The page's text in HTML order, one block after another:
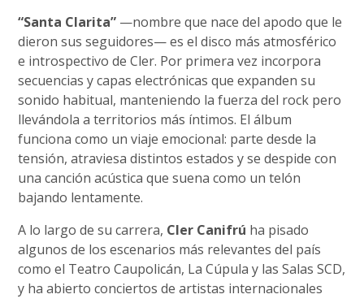
“Santa Clarita” —nombre que nace del apodo que le
dieron sus seguidores— es el disco más atmosférico
e introspectivo de Cler. Por primera vez incorpora
secuencias y capas electrónicas que expanden su
sonido habitual, manteniendo la fuerza del rock pero
llevándola a territorios más íntimos. El álbum
funciona como un viaje emocional: parte desde la
tensión, atraviesa distintos estados y se despide con
una canción acústica que suena como un telón
bajando lentamente.
A lo largo de su carrera, Cler Canifrú ha pisado
algunos de los escenarios más relevantes del país
como el Teatro Caupolicán, La Cúpula y las Salas SCD,
y ha abierto conciertos de artistas internacionales